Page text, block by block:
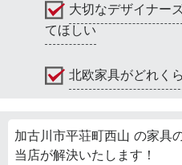
大切なデザイナー
てほしい
北欧家具がどれく
加古川市平荘町西山 の家具
当店が解決いたします！